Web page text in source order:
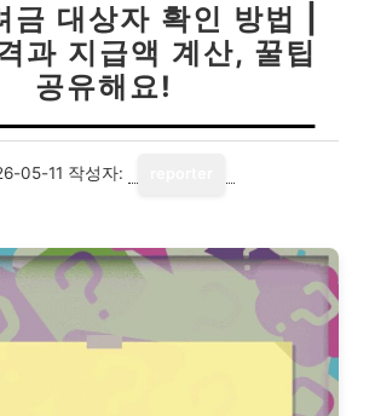
금 대상자 확인 방법 |
과 지급액 계산, 꿀팁
공유해요!
05-11 작성자: